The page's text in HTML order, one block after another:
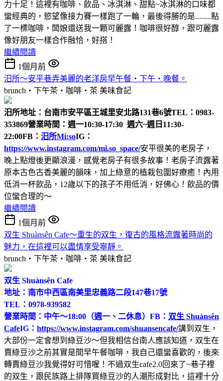
力十足！這裡有咖啡、飲品、冰淇淋、甜點~冰淇淋的口味都
蠻經典的，慾望像接力賽一樣跑了一輪，最後得勝的是........點
了一標咖啡，闆娘還送我一顆可麗露！咖啡很好醇，跟可麗露
像好朋友一樣合作融恰，好搭！
繼續閱讀
1個月前
汨所～安平巷弄美麗的老洋房早午餐‧下午‧晚餐。
brunch‧下午茶‧咖啡‧茶 美味食記
汨所地址：台南市安平區王城里安北路131巷6號TEL：0983-
353869營業時間：週一10:30-17:30 週六~週日11:30-
22:00FB： 汨所Mi:soIG：
https://www.instagram.com/mi.so_space/安平很美的老房子，
晚上點燈後更顯浪漫，感覺老房子有很多故事！老房子流露著
原本古色古香美麗的韻味，加上綠意的植栽包圍好療癒！內用
低消一杯飲品，12歲以下的孩子不用低消，好佛心！飲品的價
位蠻合理的～
繼續閱讀
1個月前
双生 Shuànsên Cafe～重生的双生，復古的風格流露著時尚的
魅力，在這裡可以盡情享受寧靜。
brunch‧下午茶‧咖啡‧茶 美味食記
双生 Shuànsên Cafe
地址：南市中西區南美里忠義路二段147巷17號
TEL：0978-939582
營業時間：中午～18:00（週一、二休息） FB： 双生 Shuànsên
CafeIG： https://www.instagram.com/shuansencafe/講到双生，
大部份一定會想到綠豆沙～但我相信台南人應該知道，双生在
賣綠豆沙之前其實是間早午餐咖啡，我自己還蠻喜歡的，後來
轉賣綠豆沙我覺得好可惜喔！不過双生cafe2.0回來了~巷子裡
的双生，跟民族路上排隊買綠豆沙的人潮形成對比，這裡十分